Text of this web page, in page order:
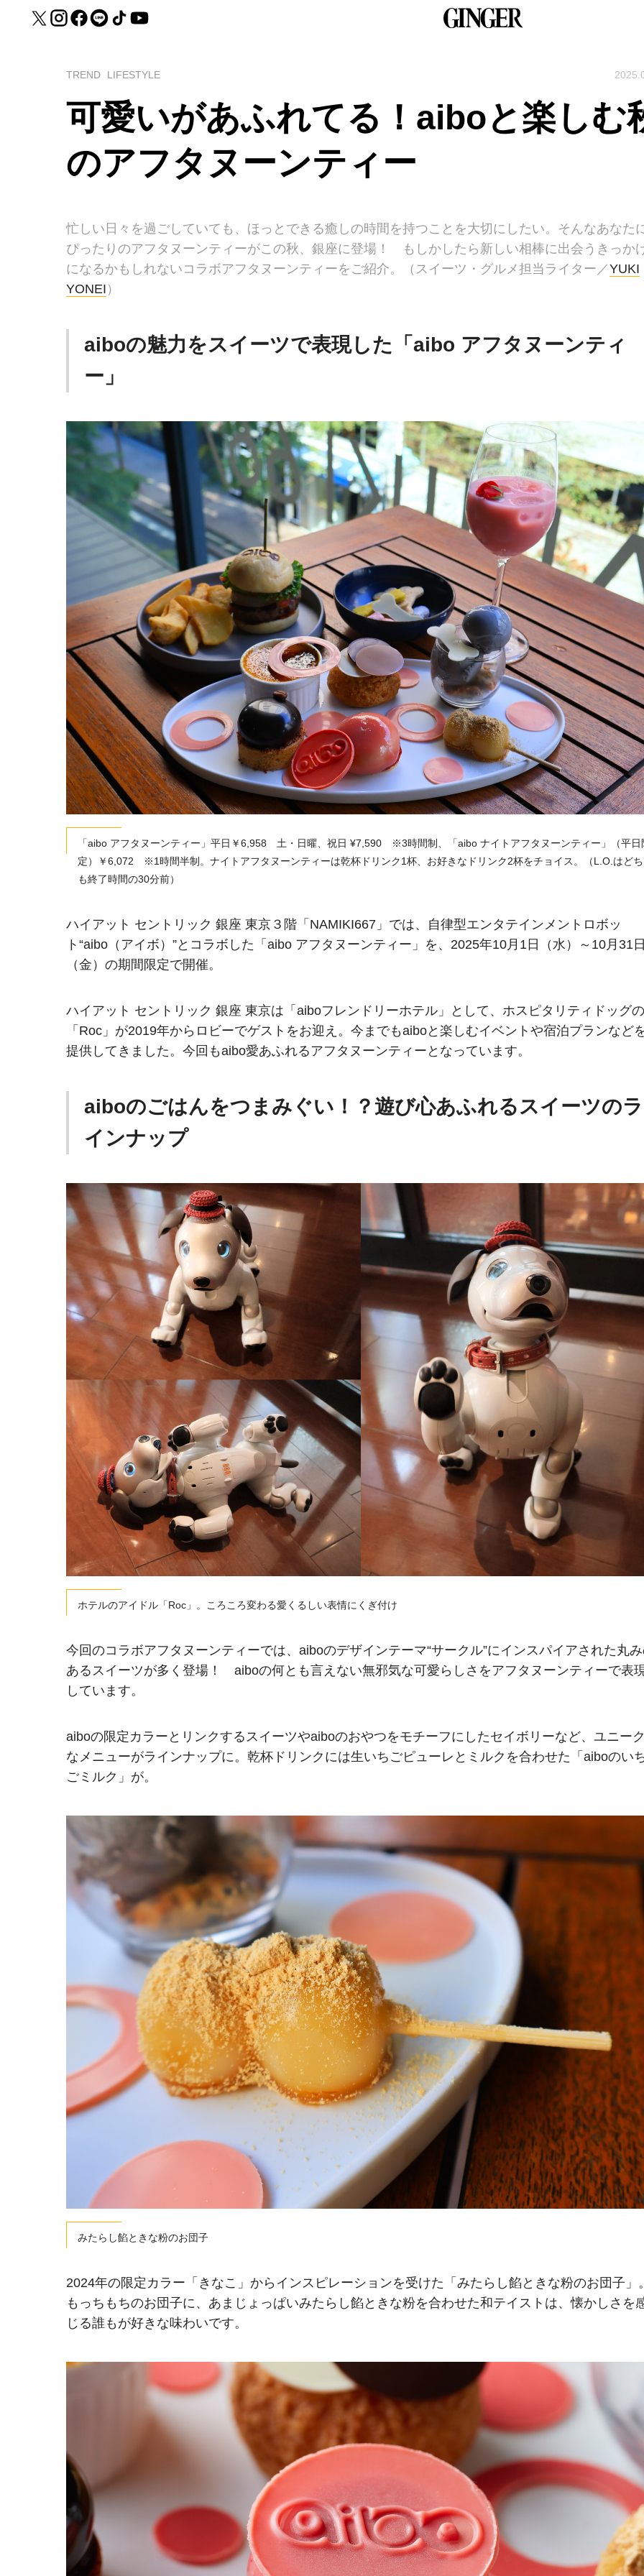
TREND LIFESTYLE
可愛いがあふれてる！aiboと楽しむ
のアフタヌーンティー
忙しい日々を過ごしていても、ほっとできる癒しの時間を持つことを大切にしたい。そんなあなた
ぴったりのアフタヌーンティーがこの秋、銀座に登場！ もしかしたら新しい相棒に出会うきっか
になるかもしれないコラボアフタヌーンティーをご紹介。（スイーツ・グルメ担当ライター／YUKI
YONEI ）
aiboの魅力をスイーツで表現した「aibo アフタヌーンティ
ー」
「aibo アフタヌーンティー」平日￥6,958 土・日曜、祝日 ¥7,590 ※3時間制、「aibo ナイトアフタヌーンティー」（平日
定）￥6,072 ※1時間半制。ナイトアフタヌーンティーは乾杯ドリンク1杯、お好きなドリンク2杯をチョイス。（L.O.はど
も終了時間の30分前）
ハイアット セントリック 銀座 東京３階「NAMIKI667」では、自律型エンタテインメントロボッ
ト“aibo（アイボ）”とコラボした「aibo アフタヌーンティー」を、2025年10月1日（水）～10月31
（金）の期間限定で開催。
ハイアット セントリック 銀座 東京は「aiboフレンドリーホテル」として、ホスピタリティドッグの
「Roc」が2019年からロビーでゲストをお迎え。今までもaiboと楽しむイベントや宿泊プランなど
提供してきました。今回もaibo愛あふれるアフタヌーンティーとなっています。
aiboのごはんをつまみぐい！？遊び心あふれるスイーツのラ
インナップ
ホテルのアイドル「Roc」。ころころ変わる愛くるしい表情にくぎ付け
今回のコラボアフタヌーンティーでは、aiboのデザインテーマ“サークル”にインスパイアされた丸
あるスイーツが多く登場！ aiboの何とも言えない無邪気な可愛らしさをアフタヌーンティーで表
しています。
aiboの限定カラーとリンクするスイーツやaiboのおやつをモチーフにしたセイボリーなど、ユニー
なメニューがラインナップに。乾杯ドリンクには生いちごピューレとミルクを合わせた「aiboのい
ごミルク」が。
みたらし餡ときな粉のお団子
2024年の限定カラー「きなこ」からインスピレーションを受けた「みたらし餡ときな粉のお団子」
もっちもちのお団子に、あまじょっぱいみたらし餡ときな粉を合わせた和テイストは、懐かしさを
じる誰もが好きな味わいです。